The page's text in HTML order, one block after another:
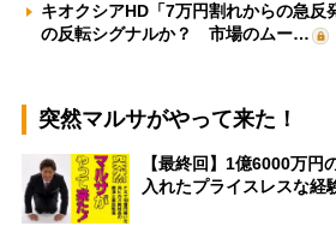
キオクシアHD「7万円割れからの急反
の反転シグナルか？ 市場のムー…
突然マルサがやって来た！
【最終回】1億6000万円
入れたプライスレスな